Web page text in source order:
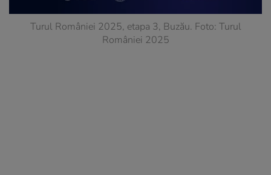
Turul României 2025, etapa 3, Buzău. Foto: Turul
României 2025